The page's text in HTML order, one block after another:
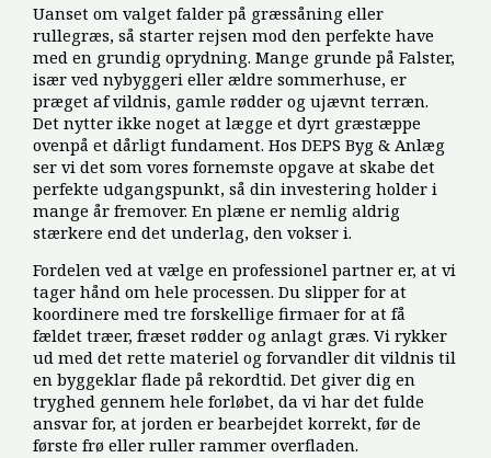
Uanset om valget falder på græssåning eller
rullegræs, så starter rejsen mod den perfekte have
med en grundig oprydning. Mange grunde på Falster,
især ved nybyggeri eller ældre sommerhuse, er
præget af vildnis, gamle rødder og ujævnt terræn.
Det nytter ikke noget at lægge et dyrt græstæppe
ovenpå et dårligt fundament. Hos DEPS Byg & Anlæg
ser vi det som vores fornemste opgave at skabe det
perfekte udgangspunkt, så din investering holder i
mange år fremover. En plæne er nemlig aldrig
stærkere end det underlag, den vokser i.
Fordelen ved at vælge en professionel partner er, at vi
tager hånd om hele processen. Du slipper for at
koordinere med tre forskellige firmaer for at få
fældet træer, fræset rødder og anlagt græs. Vi rykker
ud med det rette materiel og forvandler dit vildnis til
en byggeklar flade på rekordtid. Det giver dig en
tryghed gennem hele forløbet, da vi har det fulde
ansvar for, at jorden er bearbejdet korrekt, før de
første frø eller ruller rammer overfladen.